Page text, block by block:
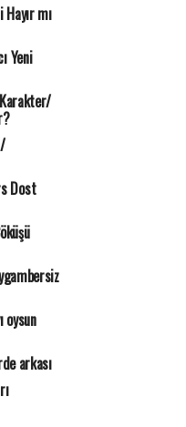
mı
Yeni
Dost
oysun
arkası